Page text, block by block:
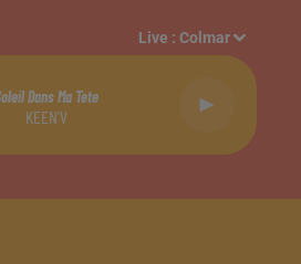
Live :Colmar
Dans Ma Tete
KEEN'V